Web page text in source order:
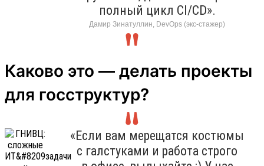
полный цикл CI/CD».
Дамир Зинатуллин, DevOps (экс-стажер)
Каково это — делать проекты
для госструктур?
«Если вам мерещатся костюмы
с галстуками и работа строго